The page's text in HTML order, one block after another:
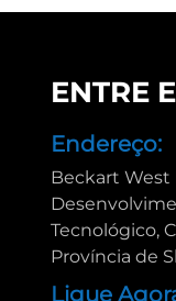
ENTRE
Endereço:
Beckart West
Tecnológico,
Província de
Ligue